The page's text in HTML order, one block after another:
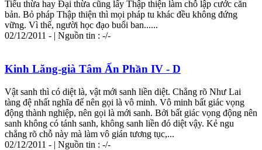
Tiểu thừa hay Đại thừa cũng lấy Thập thiện làm chỗ lập cước căn
bản. Bỏ pháp Thập thiện thì mọi pháp tu khác đều không đứng
vững. Vì thế, người học đạo buổi ban......
02/12/2011 - | Nguồn tin : -/-
Kinh Lăng-già Tâm Ấn Phần IV - D
Vật sanh thì có diệt là, vật mới sanh liền diệt. Chẳng rõ Như Lai
tàng đệ nhất nghĩa đế nên gọi là vô minh. Vô minh bất giác vọng
động thành nghiệp, nên gọi là mới sanh. Bởi bất giác vọng động nên
sanh không có tánh sanh, không sanh liền đó diệt vậy. Kẻ ngu
chẳng rõ chỗ này mà làm vô gián tương tục,...
02/12/2011 - | Nguồn tin : -/-